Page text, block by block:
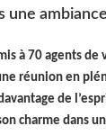
une
à 70 agents de
réunion en
de
charme dans